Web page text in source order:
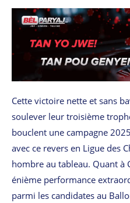
Cette victoire nette et sans
soulever leur troisième
bouclent une campagne
avec ce revers en Ligue des
hombre au tableau. Quant à
énième performance
parmi les candidates au